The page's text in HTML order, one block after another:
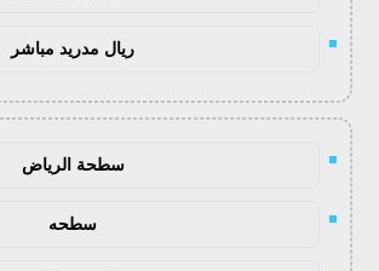
ريال مدريد مباشر
سطحة الرياض
سطحه